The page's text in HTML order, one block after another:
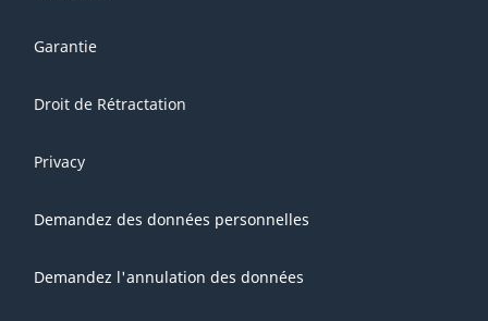
Garantie
Droit de Rétractation
Privacy
Demandez des données personnelles
Demandez l'annulation des données